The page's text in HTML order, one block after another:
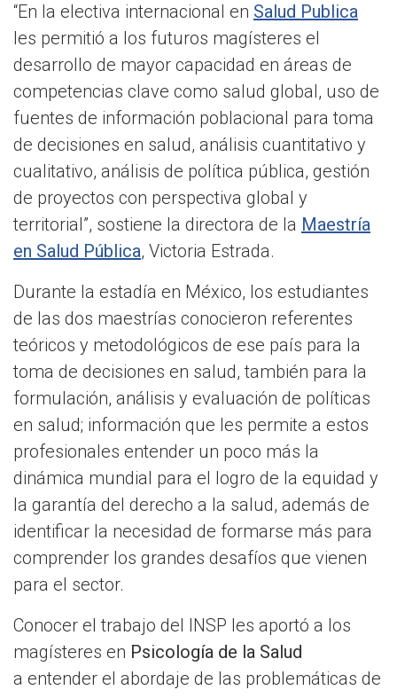
“En la electiva internacional en Salud Publica
les permitió a los futuros magísteres el
desarrollo de mayor capacidad en áreas de
competencias clave como salud global, uso de
fuentes de información poblacional para toma
de decisiones en salud, análisis cuantitativo y
cualitativo, análisis de política pública, gestión
de proyectos con perspectiva global y
territorial”, sostiene la directora de la Maestría
en Salud Pública, Victoria Estrada.
Durante la estadía en México, los estudiantes
de las dos maestrías conocieron referentes
teóricos y metodológicos de ese país para la
toma de decisiones en salud, también para la
formulación, análisis y evaluación de políticas
en salud; información que les permite a estos
profesionales entender un poco más la
dinámica mundial para el logro de la equidad y
la garantía del derecho a la salud, además de
identificar la necesidad de formarse más para
comprender los grandes desafíos que vienen
para el sector.
Conocer el trabajo del INSP les aportó a los
magísteres en Psicología de la Salud
a entender el abordaje de las problemáticas de